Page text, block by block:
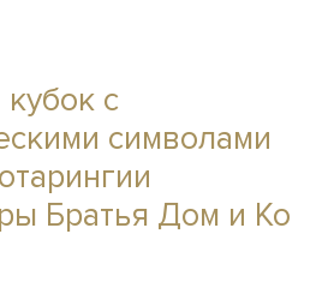
с
символами
Братья Дом и Ко